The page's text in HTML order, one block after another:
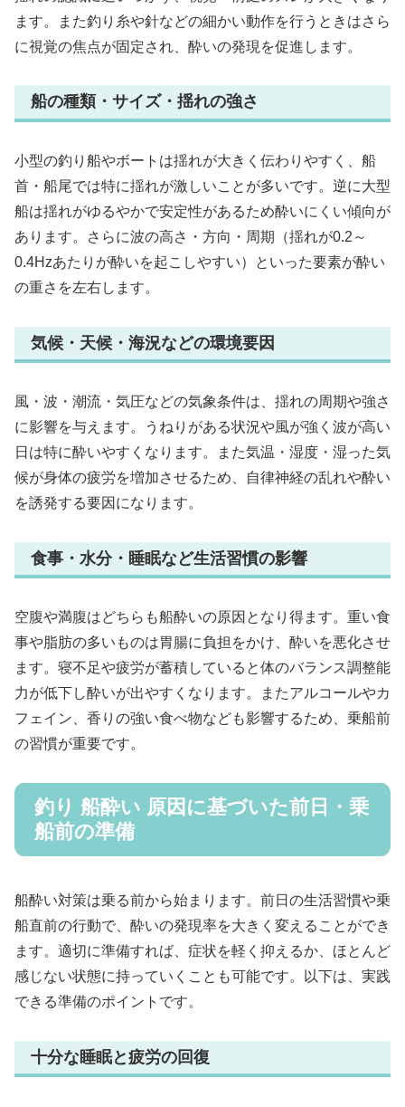
ます。また釣り糸や針などの細かい動作を行うときはさら
に視覚の焦点が固定され、酔いの発現を促進します。
船の種類・サイズ・揺れの強さ
小型の釣り船やボートは揺れが大きく伝わりやすく、船
首・船尾では特に揺れが激しいことが多いです。逆に大型
船は揺れがゆるやかで安定性があるため酔いにくい傾向が
あります。さらに波の高さ・方向・周期（揺れが0.2～
0.4Hzあたりが酔いを起こしやすい）といった要素が酔い
の重さを左右します。
気候・天候・海況などの環境要因
風・波・潮流・気圧などの気象条件は、揺れの周期や強さ
に影響を与えます。うねりがある状況や風が強く波が高い
日は特に酔いやすくなります。また気温・湿度・湿った気
候が身体の疲労を増加させるため、自律神経の乱れや酔い
を誘発する要因になります。
食事・水分・睡眠など生活習慣の影響
空腹や満腹はどちらも船酔いの原因となり得ます。重い食
事や脂肪の多いものは胃腸に負担をかけ、酔いを悪化させ
ます。寝不足や疲労が蓄積していると体のバランス調整能
力が低下し酔いが出やすくなります。またアルコールやカ
フェイン、香りの強い食べ物なども影響するため、乗船前
の習慣が重要です。
釣り 船酔い 原因に基づいた前日・乗
船前の準備
船酔い対策は乗る前から始まります。前日の生活習慣や乗
船直前の行動で、酔いの発現率を大きく変えることができ
ます。適切に準備すれば、症状を軽く抑えるか、ほとんど
感じない状態に持っていくことも可能です。以下は、実践
できる準備のポイントです。
十分な睡眠と疲労の回復